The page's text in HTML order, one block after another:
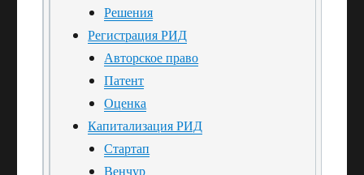
Решения
Регистрация РИД
Авторское право
Патент
Оценка
Капитализация РИД
Стартап
Венчур